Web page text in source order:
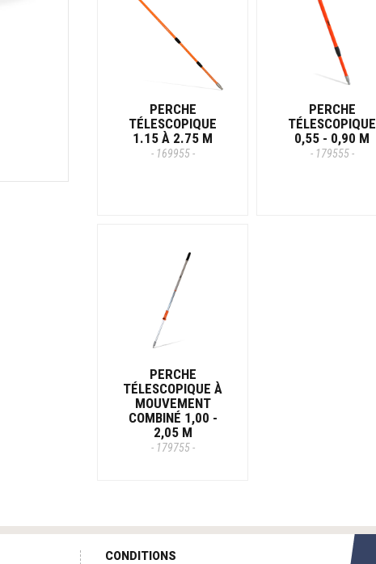
PERCHE
TÉLESCOPIQUE
1.15 À 2.75 M
- 169955 -
PERCHE
TÉLESCOPIQUE
0,55 - 0,90 M
- 179555 -
PERCHE
TÉLESCOPIQUE À
MOUVEMENT
COMBINÉ 1,00 -
2,05 M
- 179755 -
CONDITIONS